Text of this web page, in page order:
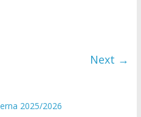
Next →
2025/2026